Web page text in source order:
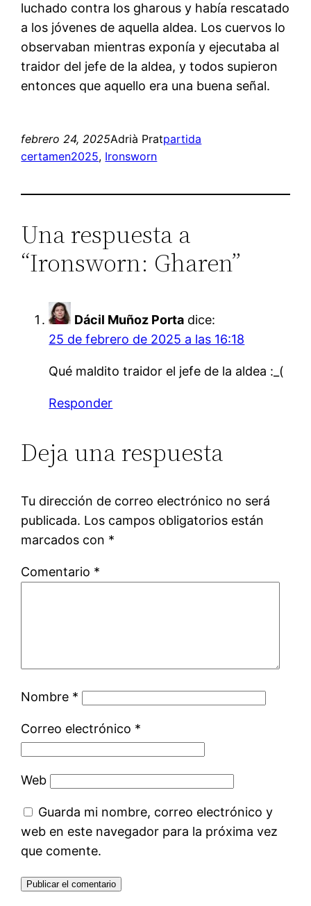
luchado contra los gharous y había rescatado
a los jóvenes de aquella aldea. Los cuervos lo
observaban mientras exponía y ejecutaba al
traidor del jefe de la aldea, y todos supieron
entonces que aquello era una buena señal.
febrero 24, 2025Adrià Pratpartida
certamen2025, Ironsworn
Una respuesta a
“Ironsworn: Gharen”
Dácil Muñoz Porta dice:
25 de febrero de 2025 a las 16:18
Qué maldito traidor el jefe de la aldea :_(
Responder
Deja una respuesta
Tu dirección de correo electrónico no será
publicada. Los campos obligatorios están
marcados con *
Comentario *
Nombre *
Correo electrónico *
Web
Guarda mi nombre, correo electrónico y
web en este navegador para la próxima vez
que comente.